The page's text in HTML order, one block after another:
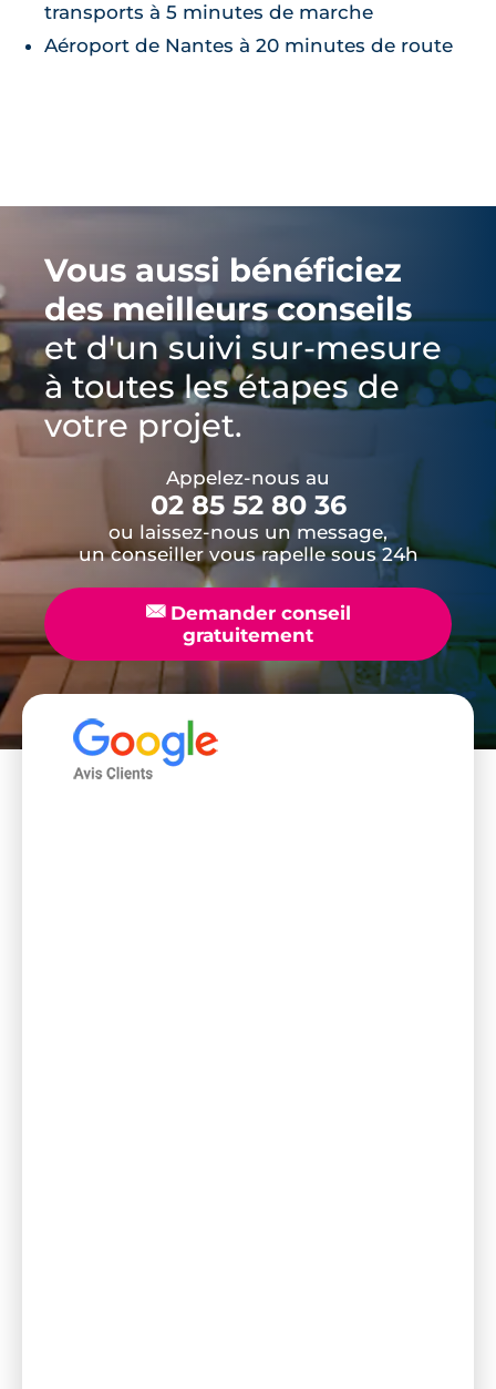
transports à 5 minutes de marche
Aéroport de Nantes à 20 minutes de route
Vous aussi bénéficiez
des meilleurs conseils
et d'un suivi sur-mesure
à toutes les étapes de
votre projet.
Appelez-nous au
02 85 52 80 36
ou laissez-nous un message,
un conseiller vous rapelle sous 24h
📧Demander conseil
gratuitement